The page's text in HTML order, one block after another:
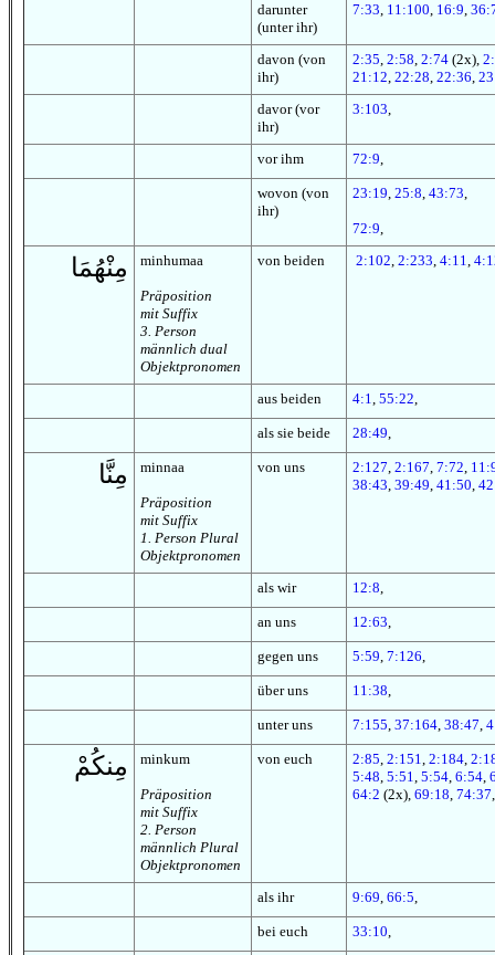
darunter
(unter ihr)
7:33, 11:100, 16:9,
davon (von
ihr)
2:35, 2:58, 2:74 (2x),
21:12, 22:28, 22:36,
davor (vor
ihr)
3:103,
vor ihm 72:9,
wovon (von
ihr)
23:19, 25:8, 43:73,
72:9,
مِنْهُمَا minhumaa
Präposition
mit Suffix
3. Person
männlich dual
Objektpronomen
von beiden 2:102, 2:233, 4:11,
aus beiden 4:1, 55:22,
als sie beide 28:49,
مِنَّا minnaa
Präposition
mit Suffix
1. Person Plural
Objektpronomen
von uns 2:127, 2:167, 7:72,
38:43, 39:49, 41:50,
als wir 12:8,
an uns 12:63,
gegen uns 5:59, 7:126,
über uns 11:38,
unter uns 7:155, 37:164, 38:47,
مِنكُمْ minkum
Präposition
mit Suffix
2. Person
männlich Plural
Objektpronomen
von euch 2:85, 2:151, 2:184,
5:48, 5:51, 5:54, 6:54,
64:2 (2x), 69:18, 74:37
als ihr 9:69, 66:5,
bei euch 33:10,